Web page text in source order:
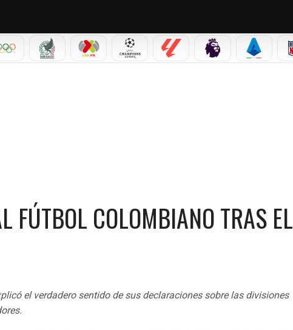
2026
OLÍMPICOSSELECCIÓN MEXICANA
LIGA MX CHAMPIONS LEAGUE
LALIGA PREMIER LEAGUE
SERIE A
FÚTBOL COLOMBIANO TRAS EL
el verdadero sentido de sus declaraciones sobre las divisiones